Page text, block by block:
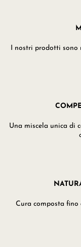
I nostri prodotti
Una miscela unica di
Cura composta